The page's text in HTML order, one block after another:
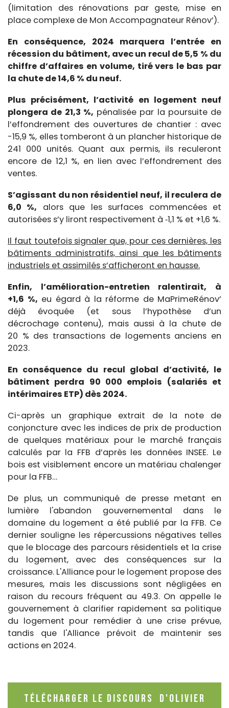
(limitation des rénovations par geste, mise en
place complexe de Mon Accompagnateur Rénov’).
En conséquence, 2024 marquera l’entrée en
récession du bâtiment, avec un recul de 5,5 % du
chiffre d’affaires en volume, tiré vers le bas par
la chute de 14,6 % du neuf.
Plus précisément, l’activité en logement neuf
plongera de 21,3 %, pénalisée par la poursuite de
l’effondrement des ouvertures de chantier : avec
-15,9 %, elles tomberont à un plancher historique de
241 000 unités. Quant aux permis, ils reculeront
encore de 12,1 %, en lien avec l’effondrement des
ventes.
S’agissant du non résidentiel neuf, il reculera de
6,0 %,
alors que les surfaces commencées et
autorisées s’y liront respectivement à ‑1,1 % et +1,6 %.
Il faut toutefois signaler que, pour ces dernières, les
bâtiments administratifs, ainsi que les bâtiments
industriels et assimilés s’afficheront en hausse.
Enfin, l’amélioration-entretien ralentirait, à
+1,6 %, eu égard à la réforme de MaPrimeRénov’
déjà évoquée (et sous l’hypothèse d’un
décrochage contenu), mais aussi à la chute de
20 % des transactions de logements anciens en
2023.
En conséquence du recul global d’activité, le
bâtiment perdra 90 000 emplois (salariés et
intérimaires ETP) dès 2024.
Ci-après un graphique extrait de la note de
conjoncture avec les indices de prix de production
de quelques matériaux pour le marché français
calculés par la FFB d’après les données INSEE. Le
bois est visiblement encore un matériau chalenger
pour la FFB…
De plus, un communiqué de presse metant en
lumière l'abandon gouvernemental dans le
domaine du logement a été publié par la FFB. Ce
dernier souligne les répercussions négatives telles
que le blocage des parcours résidentiels et la crise
du logement, avec des conséquences sur la
croissance. L'Alliance pour le logement propose des
mesures, mais les discussions sont négligées en
raison du recours fréquent au 49.3. On appelle le
gouvernement à clarifier rapidement sa politique
du logement pour remédier à une crise prévue,
tandis que l'Alliance prévoit de maintenir ses
actions en 2024.
Télécharger le discours d'Olivier